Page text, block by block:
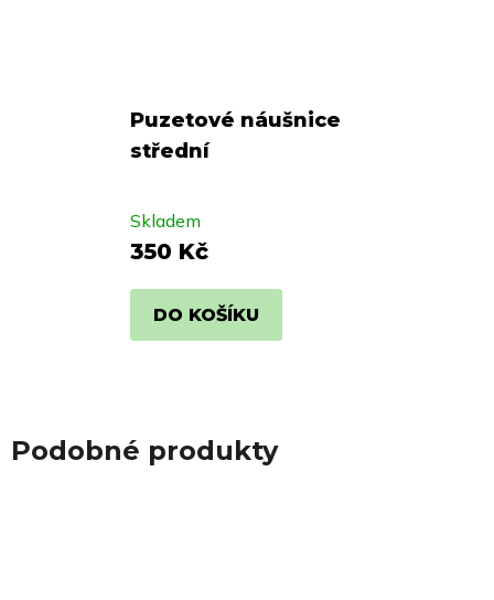
Puzetové náušnice
střední
Skladem
350 Kč
DO KOŠÍKU
Podobné produkty